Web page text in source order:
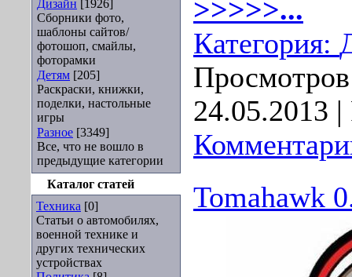
Дизайн [1926]
Сборники фото,
шаблоны сайтов/
фотошоп, смайлы,
фоторамки
Детям [205]
Раскраски, книжки,
поделки, настольные
игры
Разное [3349]
Все, что не вошло в
предыдущие категории
Каталог статей
Техника [0]
Статьи о автомобилях,
военной технике и
других технических
устройствах
>>>>>...
Категория:
24.05.2013 |
Tomahawk